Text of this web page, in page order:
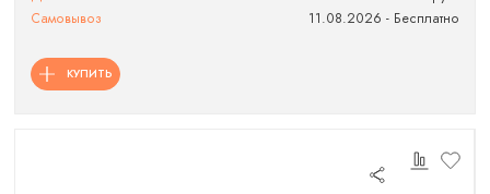
Самовывоз
11.08.2026 - Бесплатно
КУПИТЬ